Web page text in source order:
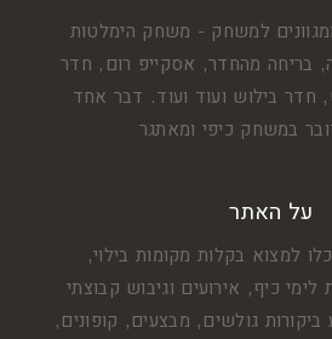
למשחק - משחק הימלטות
בריחה מהחדר, אסקייפ רום, חדר
חדר בילוש ועוד ועוד. דבר אחד
במשחק כיפי ומאתגר
על האתר
למצוא בקלות מקומות בילוי,
לימי כיף, אירועים וגיבוש קבוצתי
גולשים, מבצעים, קופונים,